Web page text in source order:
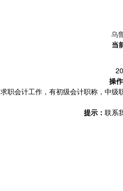
乌
当
操作
求职会计工作，有初级会计职称，中级
提示： 联系